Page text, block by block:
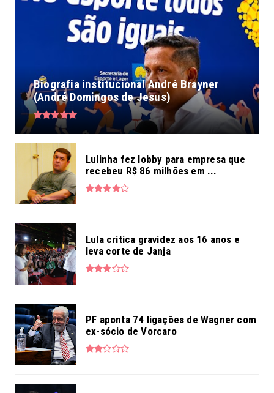
Biografia institucional André Brayner
(André Domingos de Jesus)
Lulinha fez lobby para empresa que
recebeu R$ 86 milhões em ...
Lula critica gravidez aos 16 anos e
leva corte de Janja
PF aponta 74 ligações de Wagner com
ex-sócio de Vorcaro